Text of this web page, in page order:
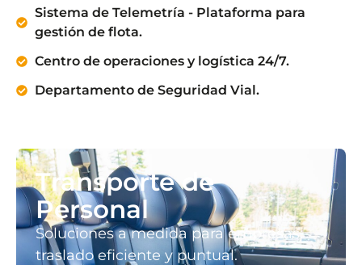
Sistema de Telemetría - Plataforma para
gestión de flota.
Centro de operaciones y logística 24/7.
Departamento de Seguridad Vial.
Transporte de
Personal
Soluciones a medida para empresas:
traslado eficiente y puntual.